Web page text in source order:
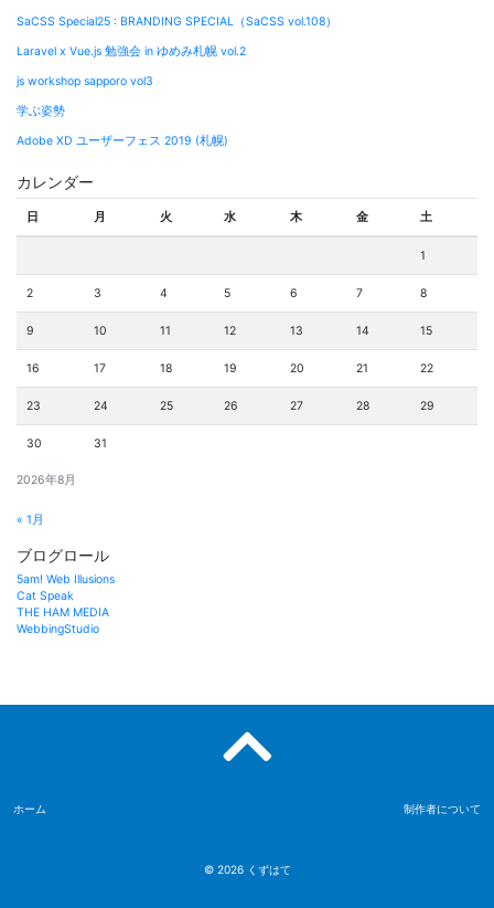
SaCSS Special25 : BRANDING SPECIAL（SaCSS vol.108）
Laravel x Vue.js 勉強会 in ゆめみ札幌 vol.2
js workshop sapporo vol3
学ぶ姿勢
Adobe XD ユーザーフェス 2019 (札幌)
カレンダー
2026年8月
日 月 火 水 木 金 土
1
2 3 4 5 6 7 8
9 10 11 12 13 14 15
16 17 18 19 20 21 22
23 24 25 26 27 28 29
30 31
« 1月
ブログロール
5am! Web Illusions
Cat Speak
THE HAM MEDIA
WebbingStudio
ホーム 制作者について
© 2026 くずはて